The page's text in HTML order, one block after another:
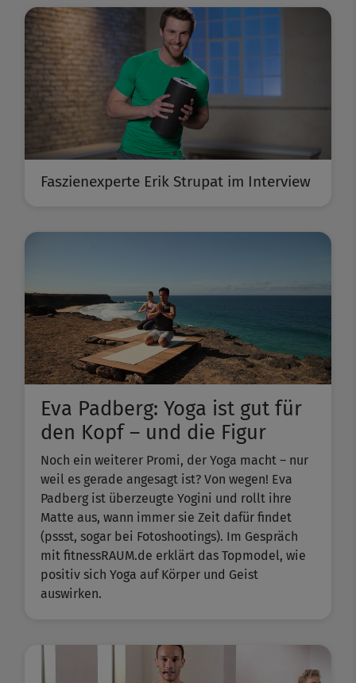
Faszienexperte Erik Strupat im Interview
Eva Padberg: Yoga ist gut für
den Kopf – und die Figur
Noch ein weiterer Promi, der Yoga macht – nur
weil es gerade angesagt ist? Von wegen! Eva
Padberg ist überzeugte Yogini und rollt ihre
Matte aus, wann immer sie Zeit dafür findet
(pssst, sogar bei Fotoshootings). Im Gespräch
mit fitnessRAUM.de erklärt das Topmodel, wie
positiv sich Yoga auf Körper und Geist
auswirken.